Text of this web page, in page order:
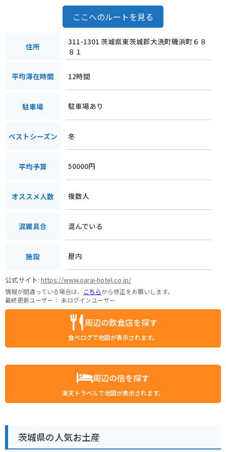
ここへのルートを見る
住所
311-1301 茨城県東茨城郡大洗町磯浜町６８
８１
平均滞在時間 12時間
駐車場 駐車場あり
ベストシーズン 冬
平均予算 50000円
オススメ人数 複数人
混雑具合 混んでいる
施設 屋内
公式サイト:https://www.oarai-hotel.co.jp/
情報が間違っている場合は、 こちらから修正をお願いします。
最終更新ユーザー： 未ログインユーザー
周辺の飲食店を探す
食べログで地図が表示されます。
周辺の宿を探す
楽天トラベルで地図が表示されます。
茨城県の人気お土産